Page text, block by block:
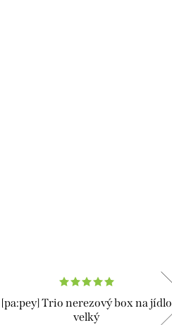
[pa:pey] Trio nerezový box na jídlo
velký